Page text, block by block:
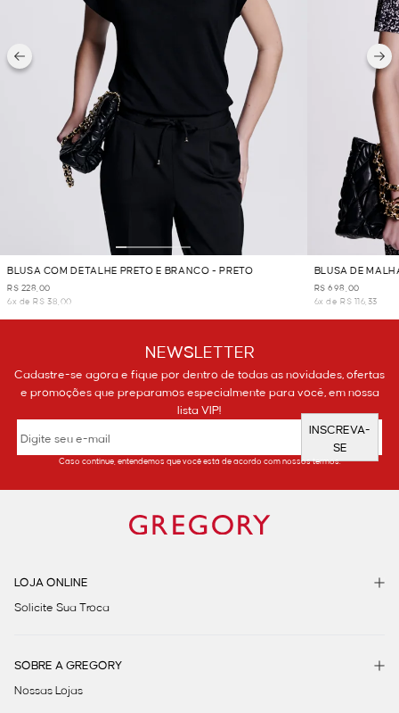
BLUSA COM DETALHE PRETO E BRANCO - PRETO
R$ 228,00
6x de R$ 38,00
BLUSA DE
R$ 698,00
6x de R$ 116,33
NEWSLETTER
Cadastre-se agora e fique por dentro de todas as novidades, ofertas
e promoções que preparamos especialmente para você, em nossa
lista VIP!
INSCREVA-
SE
Caso continue, entendemos que você está de acordo com nossos termos.
LOJA ONLINE
Solicite Sua Troca
SOBRE A GREGORY
Nossas Lojas